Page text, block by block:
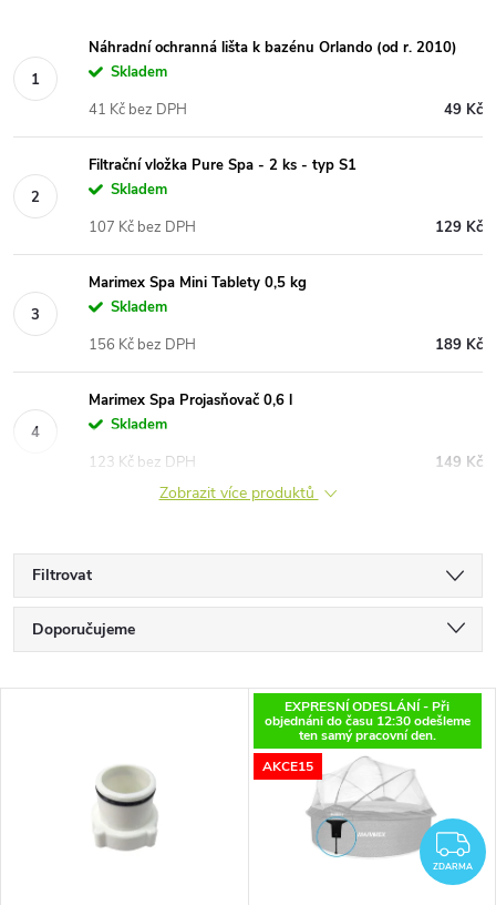
Náhradní ochranná lišta k bazénu Orlando (od r. 2010)
Skladem
49 Kč
41 Kč bez DPH
Filtrační vložka Pure Spa - 2 ks - typ S1
Skladem
129 Kč
107 Kč bez DPH
Marimex Spa Mini Tablety 0,5 kg
Skladem
189 Kč
156 Kč bez DPH
Marimex Spa Projasňovač 0,6 l
Skladem
149 Kč
123 Kč bez DPH
Zobrazit více produktů
Filtrovat
Ř
a
Doporučujeme
Nejprodávanější
EXPRESNÍ ODESLÁNÍ - Při
objednáni do času 12:30 odešleme
ten samý pracovní den.
AKCE15
ZDARMA